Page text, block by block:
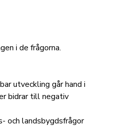
i de frågorna.
utveckling går hand i
bidrar till negativ
och landsbygdsfrågor